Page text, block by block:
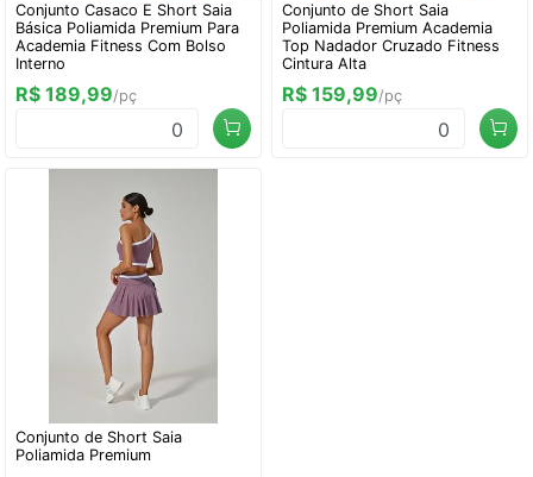
Conjunto Casaco E Short Saia
Básica Poliamida Premium Para
Academia Fitness Com Bolso
Interno
R$ 189,99/pç
0
Conjunto de Short Saia
Poliamida Premium Academia
Top Nadador Cruzado Fitness
Cintura Alta
R$ 159,99/pç
0
Conjunto de Short Saia
Poliamida Premium